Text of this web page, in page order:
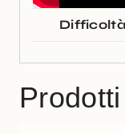
Difficoltà